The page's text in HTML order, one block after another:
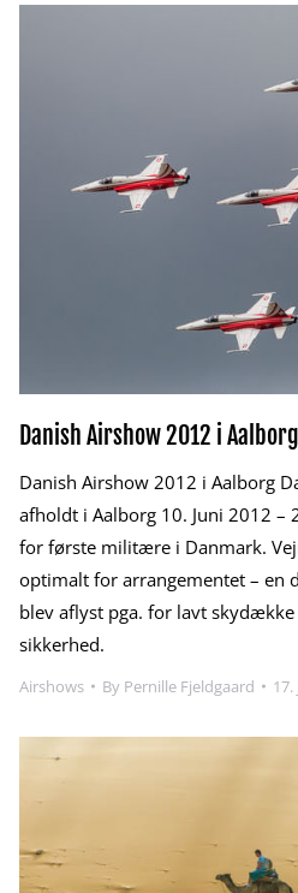
Danish Airshow 2012 i Aalborg
Danish Airshow 2012 i Aalborg
afholdt i Aalborg 10. Juni 2012 –
for første militære i Danmark.
optimalt for arrangementet – en
blev aflyst pga. for lavt
sikkerhed.
Airshows By Pernille Fjeldgaard